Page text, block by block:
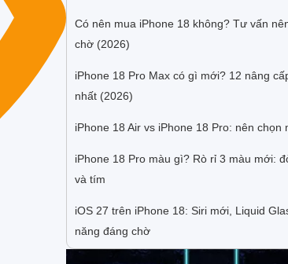
Có nên mua iPhone 18 không? Tư vấn
chờ (2026)
iPhone 18 Pro Max có gì mới? 12 nâng
nhất (2026)
iPhone 18 Air vs iPhone 18 Pro: nên chọn
iPhone 18 Pro màu gì? Rò rỉ 3 màu mới:
và tím
iOS 27 trên iPhone 18: Siri mới, Liquid
năng đáng chờ